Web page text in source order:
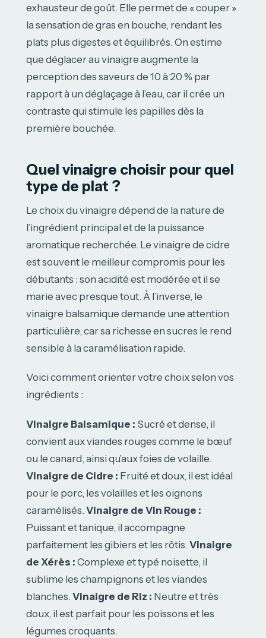
exhausteur de goût. Elle permet de « couper »
la sensation de gras en bouche, rendant les
plats plus digestes et équilibrés. On estime
que déglacer au vinaigre augmente la
perception des saveurs de 10 à 20 % par
rapport à un déglaçage à l’eau, car il crée un
contraste qui stimule les papilles dès la
première bouchée.
Quel vinaigre choisir pour quel
type de plat ?
Le choix du vinaigre dépend de la nature de
l’ingrédient principal et de la puissance
aromatique recherchée. Le vinaigre de cidre
est souvent le meilleur compromis pour les
débutants : son acidité est modérée et il se
marie avec presque tout. À l’inverse, le
vinaigre balsamique demande une attention
particulière, car sa richesse en sucres le rend
sensible à la caramélisation rapide.
Voici comment orienter votre choix selon vos
ingrédients :
Vinaigre Balsamique : Sucré et dense, il
convient aux viandes rouges comme le bœuf
ou le canard, ainsi qu’aux foies de volaille.
Vinaigre de Cidre : Fruité et doux, il est idéal
pour le porc, les volailles et les oignons
caramélisés. Vinaigre de Vin Rouge :
Puissant et tanique, il accompagne
parfaitement les gibiers et les rôtis. Vinaigre
de Xérès : Complexe et typé noisette, il
sublime les champignons et les viandes
blanches. Vinaigre de Riz : Neutre et très
doux, il est parfait pour les poissons et les
légumes croquants.